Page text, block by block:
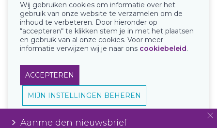
Onze keurmerken
Aanmelden nieuwsbrief
Wij gebruiken cookies om informatie over het
gebruik van onze website te verzamelen om de
inhoud te verbeteren. Door hieronder op
“accepteren“ te klikken stem je in met het plaatsen
en gebruik van al onze cookies. Voor meer
informatie verwijzen wij je naar ons cookiebeleid.
ACCEPTEREN
MIJN INSTELLINGEN BEHEREN